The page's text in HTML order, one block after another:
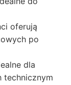
oferują
po
dla
technicznym